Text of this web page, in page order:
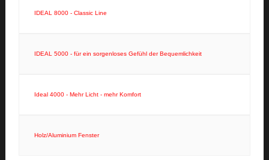
IDEAL 8000 - Classic Line
IDEAL 5000 - für ein sorgenloses Gefühl der Bequemlichkeit
Ideal 4000 - Mehr Licht - mehr Komfort
Holz/Aluminium Fenster